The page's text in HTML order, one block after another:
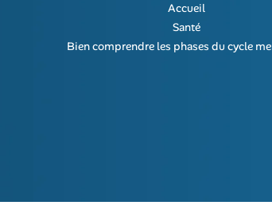
Accueil
Santé
Bien comprendre les phases du cycle